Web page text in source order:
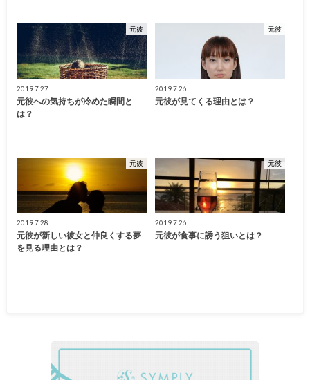
元彼
2019.7.27
元彼への気持ちが冷めた瞬間と
は？
元彼
2019.7.26
元彼が見てくる理由とは？
元彼
2019.7.28
元彼が新しい彼女と仲良くする夢
を見る理由とは？
元彼
2019.7.26
元彼が食事に誘う狙いとは？